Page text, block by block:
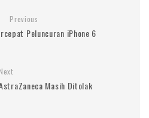
Previous
Peluncuran iPhone 6
Next
Masih Ditolak